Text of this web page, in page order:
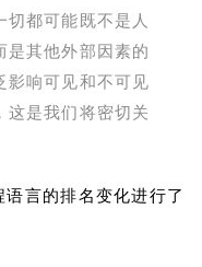
切都可能既不是人
是其他外部因素的
影响可见和不可见
这是我们将密切关
言的排名变化进行了